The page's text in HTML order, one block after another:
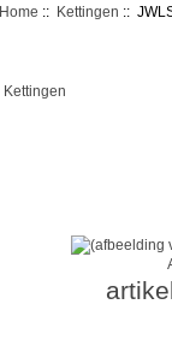
Home :: Kettingen ::
Kettingen